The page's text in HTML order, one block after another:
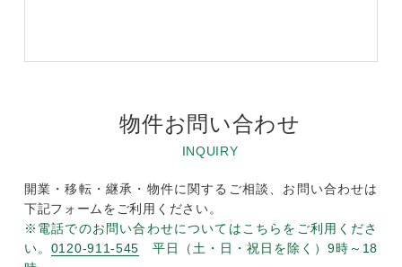
物件お問い合わせ
INQUIRY
開業・移転・継承・物件に関するご相談、お問い合わせは
下記フォームをご利用ください。
※電話でのお問い合わせについてはこちらをご利用くださ
い。 0120-911-545 平日（土・日・祝日を除く）9時～18